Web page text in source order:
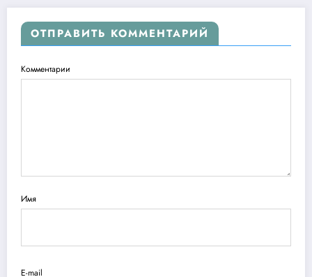
ОТПРАВИТЬ КОММЕНТАРИЙ
Комментарии
Имя
E-mail